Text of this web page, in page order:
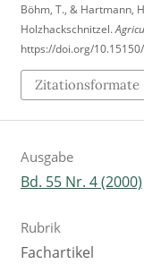
Böhm, T., & Hartmann,
Holzhackschnitzel.
https://doi.org/
Zitationsformate
Ausgabe
Bd. 55 Nr. 4 (2000)
Rubrik
Fachartikel